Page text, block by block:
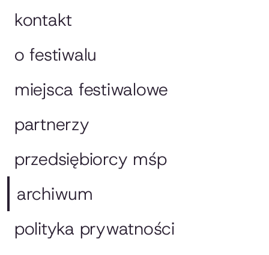
kontakt
o festiwalu
miejsca festiwalowe
partnerzy
przedsiębiorcy mśp
archiwum
polityka prywatności